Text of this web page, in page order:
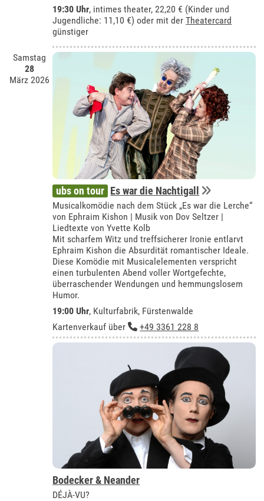
19:30 Uhr, intimes theater, 22,20 € (Kinder und
Jugendliche: 11,10 €) oder mit derTheatercard
günstiger
Samstag
28
März 2026
ubs on tour Es war die Nachtigall
Musicalkomödie nach dem Stück „Es war die Lerche“
von Ephraim Kishon | Musik von Dov Seltzer |
Liedtexte von Yvette Kolb
Mit scharfem Witz und treffsicherer Ironie entlarvt
Ephraim Kishon die Absurdität romantischer Ideale.
Diese Komödie mit Musicalelementen verspricht
einen turbulenten Abend voller Wortgefechte,
überraschender Wendungen und hemmungslosem
Humor.
19:00 Uhr, Kulturfabrik, Fürstenwalde
Kartenverkauf über
+49 3361 228 8
Bodecker & Neander
DÉJÀ-VU?